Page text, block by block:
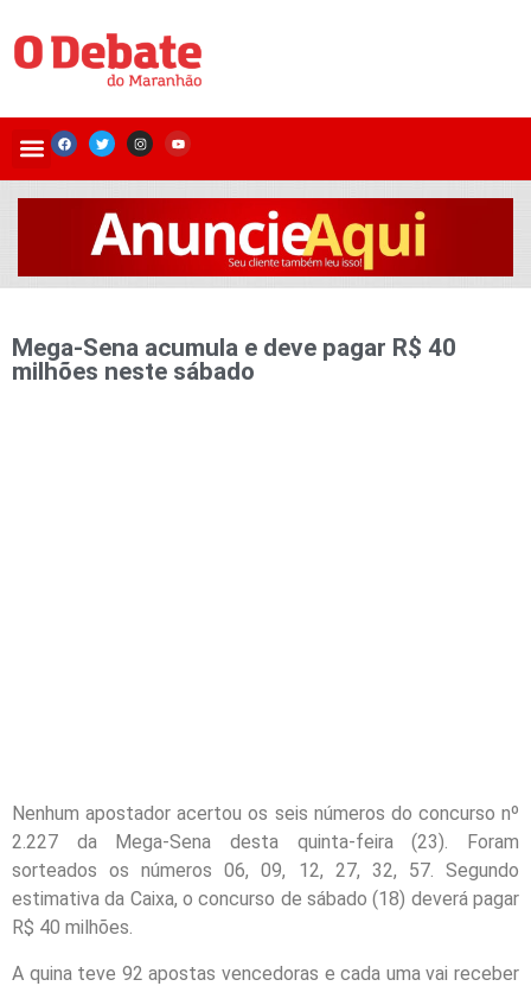
Mega-Sena acumula e deve pagar R$ 40
milhões neste sábado
Nenhum apostador acertou os seis números do concurso nº
2.227 da Mega-Sena desta quinta-feira (23). Foram
sorteados os números 06, 09, 12, 27, 32, 57. Segundo
estimativa da Caixa, o concurso de sábado (18) deverá pagar
R$ 40 milhões.
A quina teve 92 apostas vencedoras e cada uma vai receber